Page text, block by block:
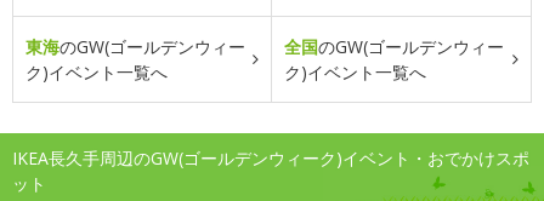
東海のGW(ゴールデンウィー
ク)イベント一覧へ
全国のGW(ゴールデンウィー
ク)イベント一覧へ
IKEA長久手周辺のGW(ゴールデンウィーク)イベント・おでかけスポ
ット